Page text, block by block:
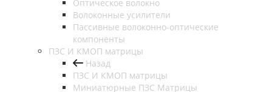
Оптическое волокно
Волоконные усилители
Пассивные волоконно-оптические
компоненты
ПЗС И КМОП матрицы
Назад
ПЗС И КМОП матрицы
Миниатюрные ПЗС Матрицы